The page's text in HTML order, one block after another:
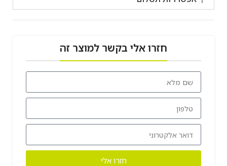
חזרו אלי בקשר למוצר זה
חזרו אלי